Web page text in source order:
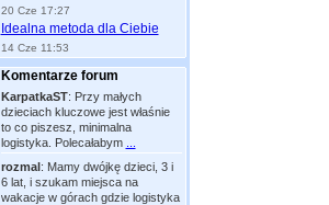
20 Cze 17:27
Idealna metoda dla Ciebie
14 Cze 11:53
Komentarze forum
KarpatkaST: Przy małych
dzieciach kluczowe jest właśnie
to co piszesz, minimalna
logistyka. Polecałabym
rozmal: Mamy dwójkę dzieci, 3 i
6 lat, i szukam miejsca na
wakacje w górach gdzie logistyka